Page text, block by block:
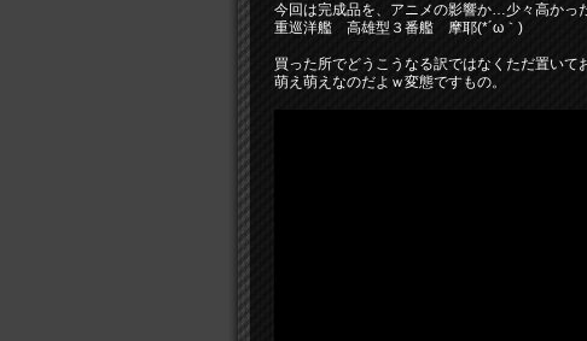
今回は完成品を、アニメの影響か…少々高かっ
重巡洋艦 高雄型３番艦 摩耶(*´ω｀)
買った所でどうこうなる訳ではなくただ置いて
萌え萌えなのだよｗ変態ですもの。